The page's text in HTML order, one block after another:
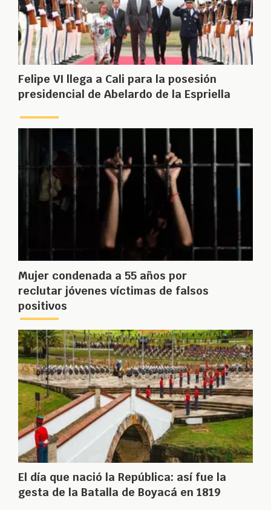
Felipe VI llega a Cali para la posesión
presidencial de Abelardo de la Espriella
Mujer condenada a 55 años por
reclutar jóvenes víctimas de falsos
positivos
El día que nació la República: así fue la
gesta de la Batalla de Boyacá en 1819